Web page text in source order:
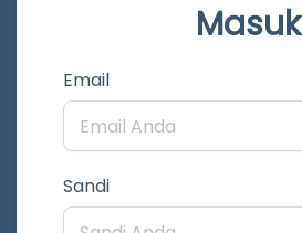
Masuk
Email
Sandi